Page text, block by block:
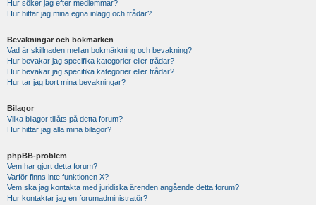
Hur söker jag efter medlemmar?
Hur hittar jag mina egna inlägg och trådar?
Bevakningar och bokmärken
Vad är skillnaden mellan bokmärkning och bevakning?
Hur bevakar jag specifika kategorier eller trådar?
Hur bevakar jag specifika kategorier eller trådar?
Hur tar jag bort mina bevakningar?
Bilagor
Vilka bilagor tillåts på detta forum?
Hur hittar jag alla mina bilagor?
phpBB-problem
Vem har gjort detta forum?
Varför finns inte funktionen X?
Vem ska jag kontakta med juridiska ärenden angående detta forum?
Hur kontaktar jag en forumadministratör?